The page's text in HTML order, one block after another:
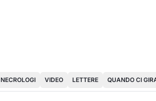
NECROLOGI VIDEO LETTERE QUANDO CI